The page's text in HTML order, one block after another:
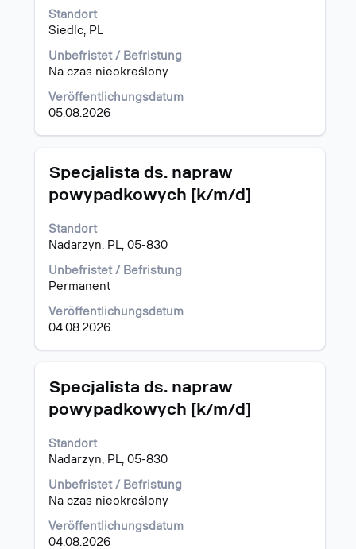
Standort
Siedlc, PL
Unbefristet / Befristung
Na czas nieokreślony
Veröffentlichungsdatum
05.08.2026
um
die
Stelleninformationen
vollständig
Stellenbezeichnung
Specjalista ds. napraw
powypadkowych [k/m/d]
Standort
Nadarzyn, PL, 05-830
Unbefristet / Befristung
Permanent
Veröffentlichungsdatum
04.08.2026
Drücken
Sie
die
um
die
Stelleninformationen
vollständig
Stellenbezeichnung
Specjalista ds. napraw
powypadkowych [k/m/d]
Standort
Nadarzyn, PL, 05-830
Unbefristet / Befristung
Na czas nieokreślony
Veröffentlichungsdatum
04.08.2026
Drücken
Sie
die
um
die
Stelleninformationen
vollständig